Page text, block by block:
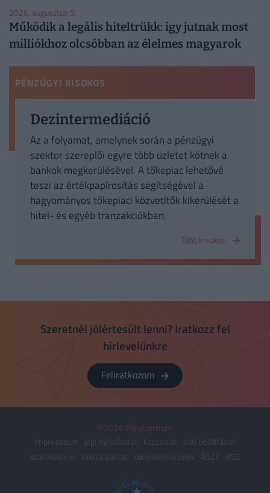
2026. augusztus 5.
Működik a legális hiteltrükk: így jutnak most
milliókhoz olcsóbban az élelmes magyarok
PÉNZÜGYI KISOKOS
Dezintermediáció
Az a folyamat, amelynek során a pénzügyi
szektor szereplői egyre több üzletet kötnek a
bankok megkerülésével. A tőkepiac lehetővé
teszi az értékpapírosítás segítségével a
hagyományos tőkepiaci közvetítők kikerülését a
hitel- és egyéb tranzakciókban.
Több kisokos
Szeretnél jólértesült lenni? Iratkozz fel
hírlevelünkre
Feliratkozom
© 2026 Pénzcentrum
impresszum
jogi nyilatkozat kapcsolat
süti beállítások
adatvédelem
médiaajánlat kommentkezelés ÁSZF RSS